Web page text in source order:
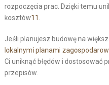
rozpoczęcia prac. Dzięki temu
kosztów11 .
Jeśli planujesz budowę na
lokalnymi planami
Ci uniknąć błędów i dostosować
przepisów.